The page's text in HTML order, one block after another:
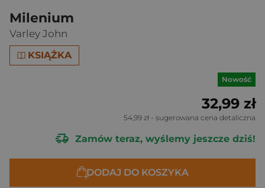
Milenium
Varley John
KSIĄŻKA
Nowość
32,99 zł
54,99 zł - sugerowana cena detaliczna
Zamów teraz, wyślemy jeszcze dziś!
DODAJ DO KOSZYKA